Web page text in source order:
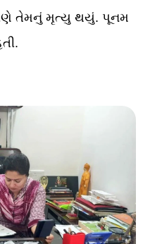
તેમનું મૃત્યુ થયું. પૂનમ